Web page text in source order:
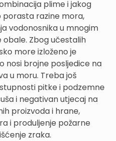
plime i jakog
porasta razine mora,
vodonosnika u mnogim
Zbog učestalih
more izloženo je
brojne posljedice na
u moru. Treba još
pitke i podzemne
i negativan utjecaj na
proizvoda i hrane,
i produljenje požarne
zraka.